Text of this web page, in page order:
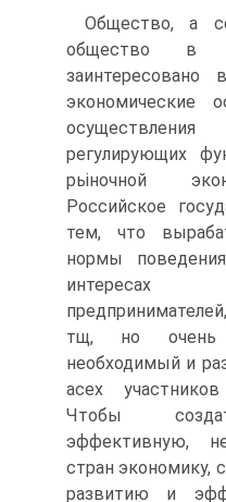
Общество, а
общество в
экономические
регулирующих
рьіночной
Российское
тем, что
нормы
интересах
тщ, но очень
необходимый и
асех
Чтобы
эффективную,
стран экономику,
развитию и